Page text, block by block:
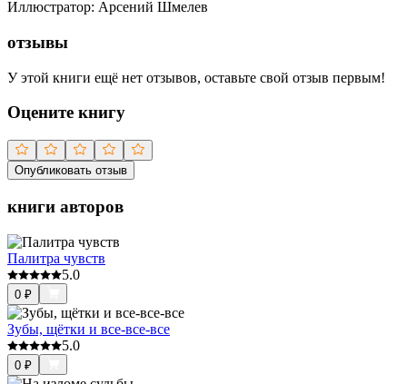
Иллюстратор: Арсений Шмелев
отзывы
У этой книги ещё нет отзывов, оставьте свой отзыв первым!
Оцените книгу
Опубликовать отзыв
книги авторов
Палитра чувств
5.0
0 ₽
Зубы, щётки и все-все-все
5.0
0 ₽